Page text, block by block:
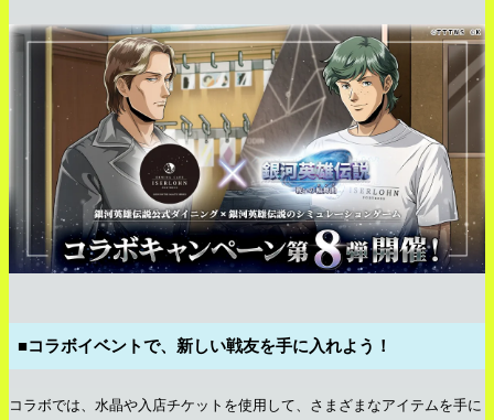
■コラボイベントで、新しい戦友を手に入れよう！
コラボでは、水晶や入店チケットを使用して、さまざまなアイテムを手に